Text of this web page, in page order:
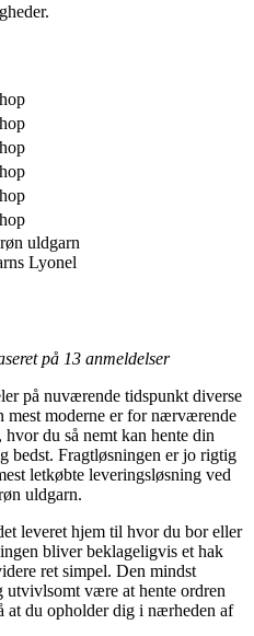
uldgarn
Lyonel
på 13 anmeldelser
på nuværende tidspunkt diverse
mest moderne er for nærværende
du så nemt kan hente din
bedst. Fragtløsningen er jo rigtig
letkøbte leveringsløsning ved
uldgarn.
leveret hjem til hvor du bor eller
bliver beklageligvis et hak
ret simpel. Den mindst
være at hente ordren
at du opholder dig i nærheden af